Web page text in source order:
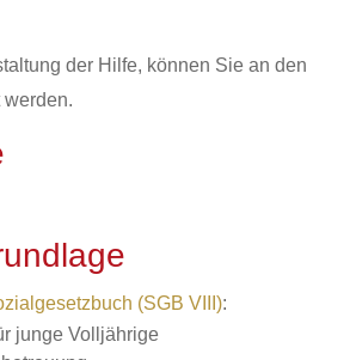
der Hilfe, können Sie an den
werden.
(SGB VIII):
junge Volljährige